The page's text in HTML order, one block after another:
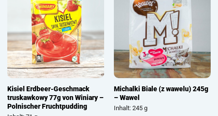
Kisiel Erdbeer-Geschmack
truskawkowy 77g von Winiary –
Polnischer Fruchtpudding
Michalki Biale (z wawelu) 245g
– Wawel
Inhalt: 245 g